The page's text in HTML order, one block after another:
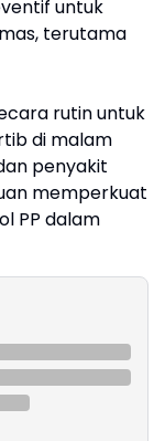
untuk
terutama
rutin untuk
di malam
penyakit
memperkuat
PP dalam